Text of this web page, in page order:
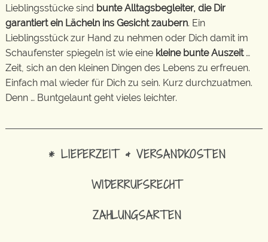
Lieblingsstücke sind bunte Alltagsbegleiter, die Dir
garantiert ein Lächeln ins Gesicht zaubern. Ein
Lieblingsstück zur Hand zu nehmen oder Dich damit im
Schaufenster spiegeln ist wie eine kleine bunte Auszeit…
Zeit, sich an den kleinen Dingen des Lebens zu erfreuen.
Einfach mal wieder für Dich zu sein. Kurz durchzuatmen.
Denn … Buntgelaunt geht vieles leichter.
* LIEFERZEIT & VERSANDKOSTEN
WIDERRUFSRECHT
ZAHLUNGSARTEN